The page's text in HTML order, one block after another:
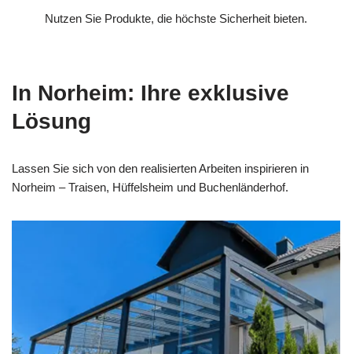
Nutzen Sie Produkte, die höchste Sicherheit bieten.
In Norheim: Ihre exklusive
Lösung
Lassen Sie sich von den realisierten Arbeiten inspirieren in
Norheim – Traisen, Hüffelsheim und Buchenländerhof.